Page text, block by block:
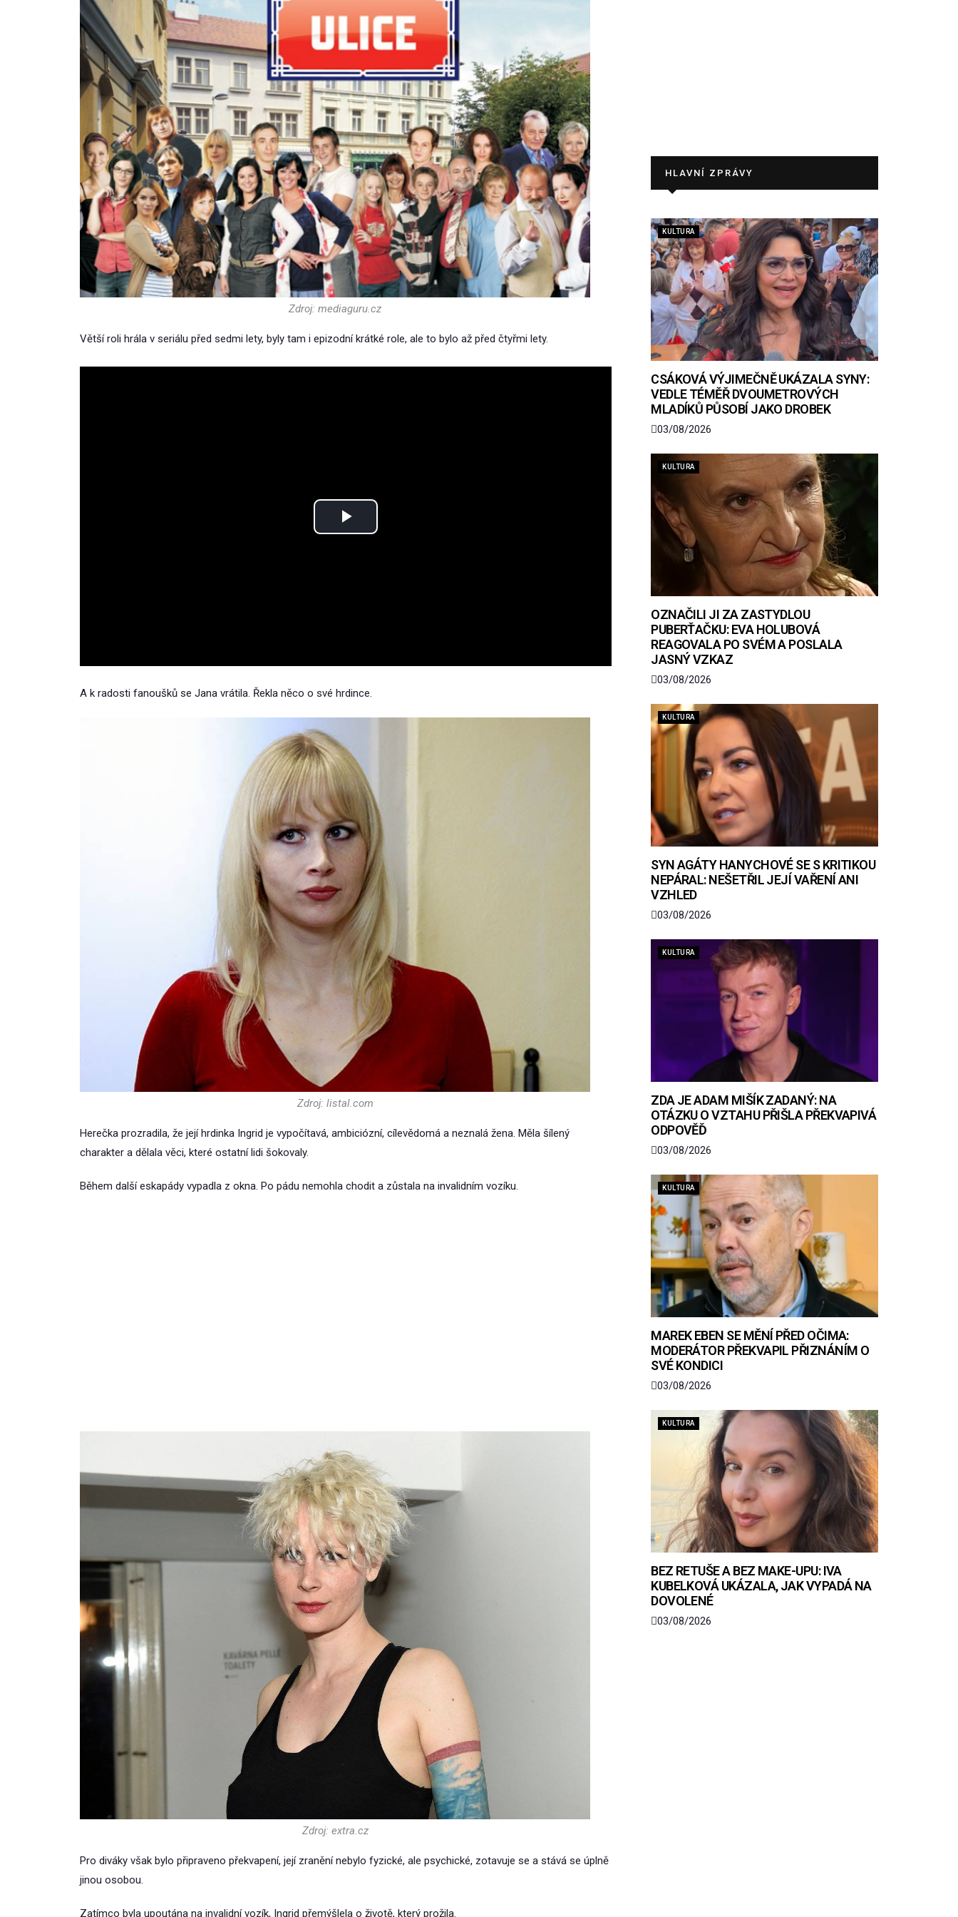
Zdroj: mediaguru.cz
Větší roli hrála v seriálu před sedmi lety, byly tam i epizodní krátké role, ale to bylo až před čtyřmi lety.
Play
A k radosti fanoušků se Jana vrátila. Řekla něco o své hrdince.
Zdroj: listal.com
Herečka prozradila, že její hrdinka Ingrid je vypočítavá, ambiciózní, cílevědomá a neznalá žena. Měla šílený
charakter a dělala věci, které ostatní lidi šokovaly.
Během další eskapády vypadla z okna. Po pádu nemohla chodit a zůstala na invalidním vozíku.
Zdroj: extra.cz
Pro diváky však bylo připraveno překvapení, její zranění nebylo fyzické, ale psychické, zotavuje se a stává se úplně
jinou osobou.
Zatímco byla upoutána na invalidní vozík, Ingrid přemýšlela o životě, který prožila.
HLAVNÍ ZPRÁVY
KULTURA
CSÁKOVÁ VÝJIMEČNĚ UKÁZALA SYNY:
VEDLE TÉMĚŘ DVOUMETROVÝCH
MLADÍKŮ PŮSOBÍ JAKO DROBEK
03/08/2026
KULTURA
OZNAČILI JI ZA ZASTYDLOU
PUBERŤAČKU: EVA HOLUBOVÁ
REAGOVALA PO SVÉM A POSLALA
JASNÝ VZKAZ
03/08/2026
KULTURA
SYN AGÁTY HANYCHOVÉ SE S KRITIKOU
NEPÁRAL: NEŠETŘIL JEJÍ VAŘENÍ ANI
VZHLED
03/08/2026
KULTURA
ZDA JE ADAM MIŠÍK ZADANÝ: NA
OTÁZKU O VZTAHU PŘIŠLA PŘEKVAPIVÁ
ODPOVĚĎ
03/08/2026
KULTURA
MAREK EBEN SE MĚNÍ PŘED OČIMA:
MODERÁTOR PŘEKVAPIL PŘIZNÁNÍM O
SVÉ KONDICI
03/08/2026
KULTURA
BEZ RETUŠE A BEZ MAKE-UPU: IVA
KUBELKOVÁ UKÁZALA, JAK VYPADÁ NA
DOVOLENÉ
03/08/2026